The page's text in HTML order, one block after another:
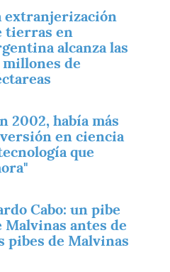
extranjerización
tierras en
alcanza las
millones de
2002, había más
en ciencia
que
Cabo: un pibe
Malvinas antes de
pibes de Malvinas